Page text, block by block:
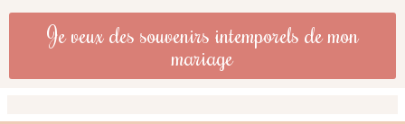
Je veux des souvenirs intemporels de mon
mariage